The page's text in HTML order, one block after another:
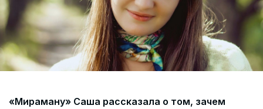
«Мираману» Саша рассказала о том, зачем
Политика и соглашение на обработку
персональных данных